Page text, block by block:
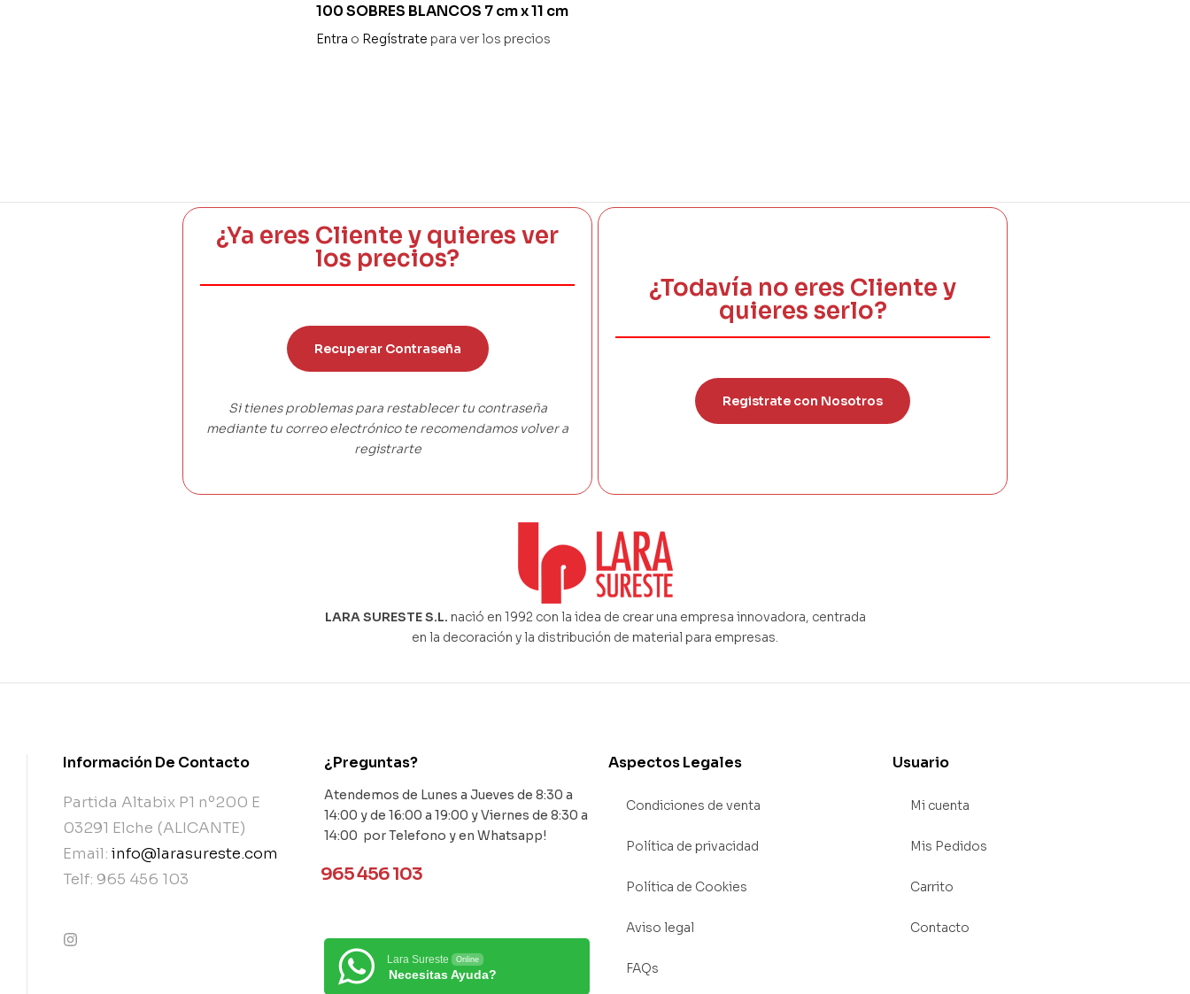
100 SOBRES BLANCOS 7 cm x 11 cm
Entra o Regístrate para ver los precios
¿Ya eres Cliente y quieres ver
los precios?
Recuperar Contraseña
Si tienes problemas para restablecer tu contraseña
mediante tu correo electrónico te recomendamos volver a
registrarte
¿Todavía no eres Cliente y
quieres serlo?
Registrate con Nosotros
LARA SURESTE S.L. nació en 1992 con la idea de crear una empresa innovadora, centrada
en la decoración y la distribución de material para empresas.
Información De Contacto
Partida Altabix P1 nº200 E
03291 Elche (ALICANTE)
Email: info@larasureste.com
Telf: 965 456 103
¿Preguntas?
Atendemos de Lunes a Jueves de 8:30 a
14:00 y de 16:00 a 19:00 y Viernes de 8:30 a
14:00 por Telefono y en Whatsapp!
965 456 103
Lara Sureste Online
Necesitas Ayuda?
Aspectos Legales
Condiciones de venta
Política de privacidad
Política de Cookies
Aviso legal
FAQs
Usuario
Mi cuenta
Mis Pedidos
Carrito
Contacto